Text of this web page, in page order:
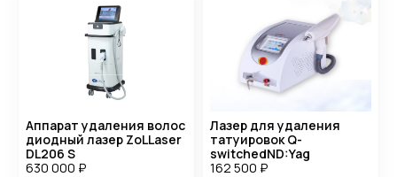
Аппарат удаления волос
диодный лазер ZoLLaser
DL206 S
630 000 ₽
Лазер для удаления
татуировок Q-
switchedND:Yag
162 500 ₽